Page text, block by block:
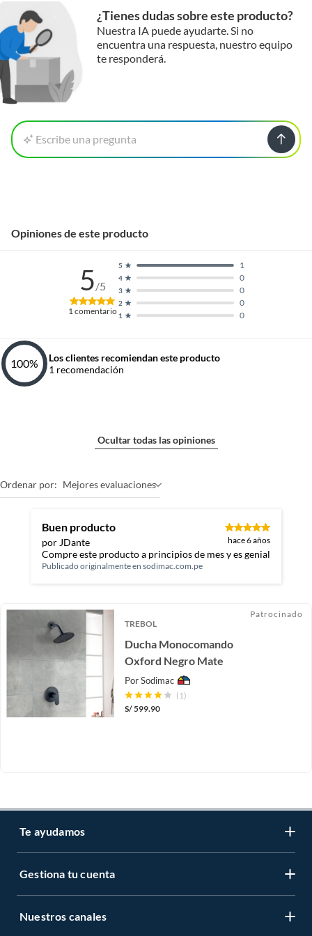
¿Tienes dudas sobre este producto?
Nuestra IA puede ayudarte. Si no
encuentra una respuesta, nuestro equipo
te responderá.
Escribe una pregunta
Opiniones de este producto
5/5
1comentario 1 0
2 0
3 0
4 0
5 1
100%
Los clientes recomiendan este producto
1 recomendación
Ocultar todas las opiniones
Ordenar por: Mejores evaluaciones
Buen producto
por JDante hace 6 años
Compre este producto a principios de mes y es genial
Publicado originalmente en sodimac.com.pe
TREBOL
Ducha Monocomando
Oxford Negro Mate
PorSodimac
(1)
S/599.90
Patrocinado
Te ayudamos
LIbro de reclamaciones
Gestiona tu cuenta
Mi cuenta
Nuestros canales